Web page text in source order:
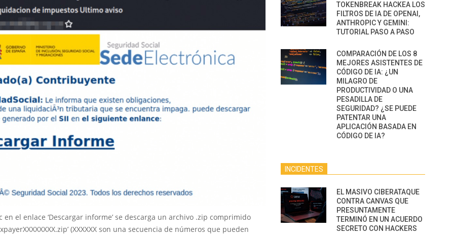
en el enlace ‘Descargar informe’ se descarga un archivo .zip comprimido
(XXXXXX son una secuencia de números que pueden
TOKENBREAK HACKEA LOS
FILTROS DE IA DE OPENAI,
ANTHROPIC Y GEMINI:
TUTORIAL PASO A PASO
COMPARACIÓN DE LOS 8
MEJORES ASISTENTES DE
CÓDIGO DE IA: ¿UN
MILAGRO DE
PRODUCTIVIDAD O UNA
PESADILLA DE
SEGURIDAD? ¿SE PUEDE
PATENTAR UNA
APLICACIÓN BASADA EN
CÓDIGO DE IA?
INCIDENTES
EL MASIVO CIBERATAQUE
CONTRA CANVAS QUE
PRESUNTAMENTE
TERMINÓ EN UN ACUERDO
SECRETO CON HACKERS